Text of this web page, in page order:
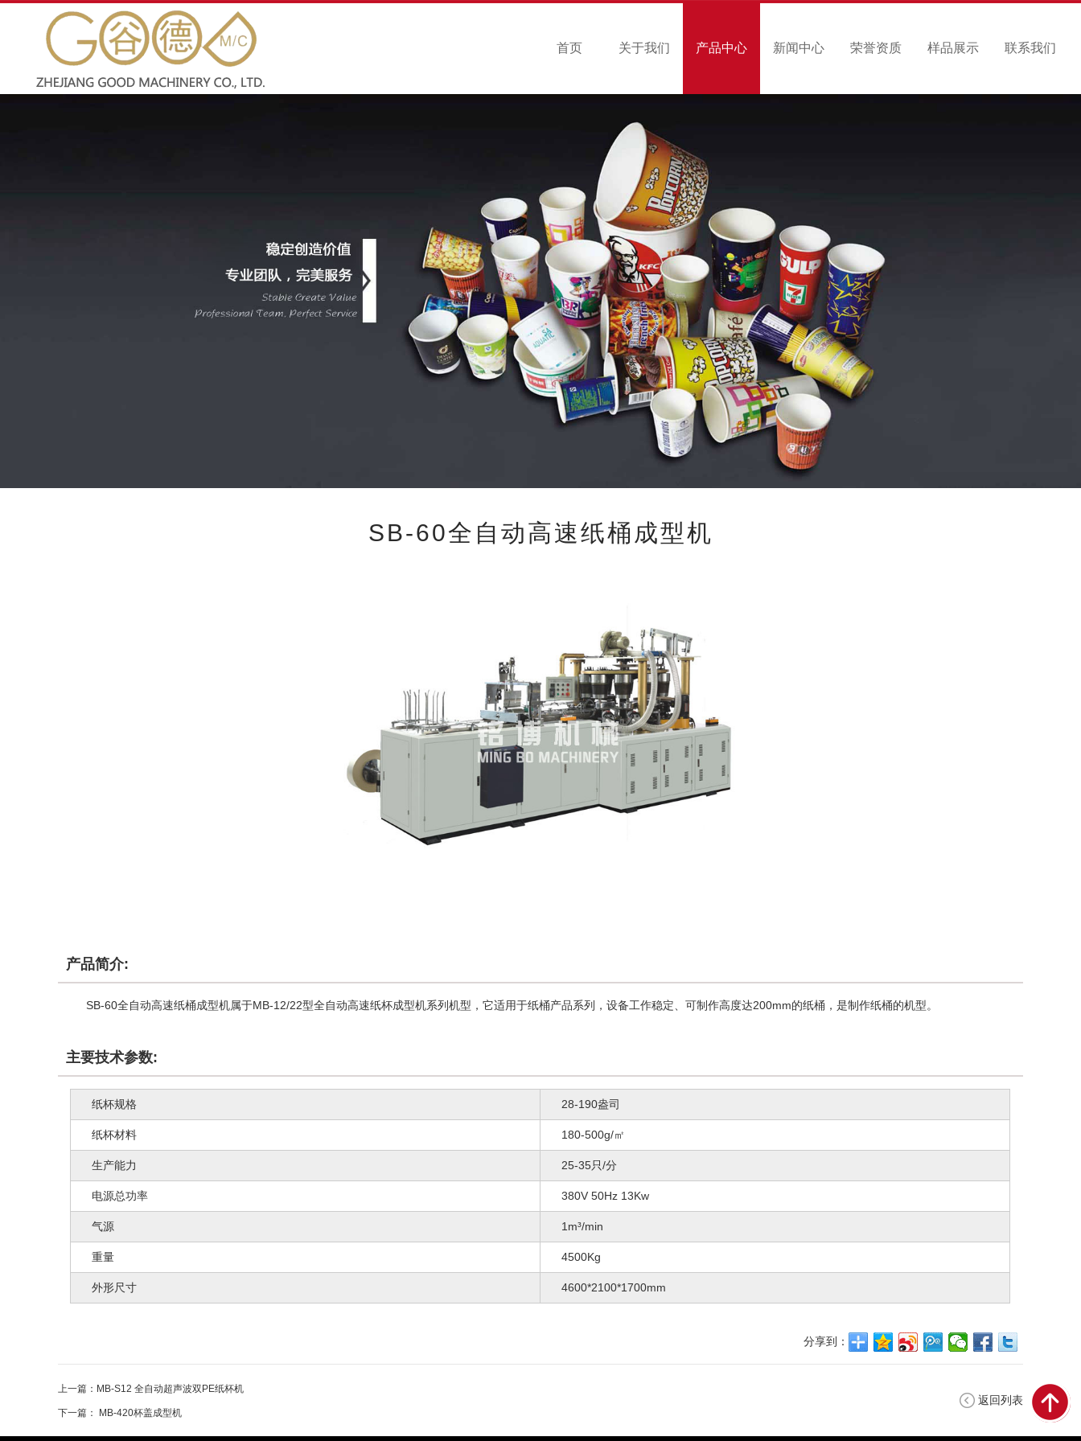
首页 关于我们 产品中心 新闻中心 荣誉资质 样品展示 联系我们
SB-60全自动高速纸桶成型机
产品简介:
SB-60全自动高速纸桶成型机属于MB-12/22型全自动高速纸杯成型机系列机型，它适用于纸桶产品系列，设备工作稳定、可制作高度达200mm的纸桶，是制作纸桶的机型。
主要技术参数:
纸杯规格 28-190盎司
纸杯材料 180-500g/㎡
生产能力 25-35只/分
电源总功率 380V 50Hz 13Kw
气源 1m³/min
重量 4500Kg
外形尺寸 4600*2100*1700mm
分享到：
上一篇： MB-S12 全自动超声波双PE纸杯机
下一篇： MB-420杯盖成型机
返回列表